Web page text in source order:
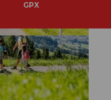
SATTEL-HOCHSTUCKLI AG
GPX